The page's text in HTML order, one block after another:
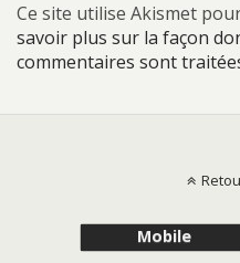
Ce site utilise Akismet
savoir plus sur la façon
commentaires sont
Mobile